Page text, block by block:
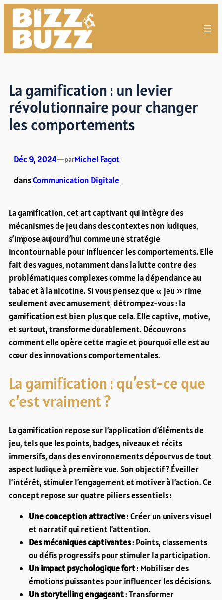
Aller
contenu
La gamification : un levier
révolutionnaire pour changer
les comportements
Déc 9, 2024—parMichel Fagot
dansCommunication Digitale
La gamification, cet art captivant qui intègre des
mécanismes de jeu dans des contextes non ludiques,
s’impose aujourd’hui comme une stratégie
incontournable pour influencer les comportements. Elle
fait des vagues, notamment dans la lutte contre des
problématiques complexes comme la dépendance au
tabac et à la nicotine. Si vous pensez que « jeu » rime
seulement avec amusement, détrompez-vous : la
gamification est bien plus que cela. Elle captive, motive,
et surtout, transforme durablement. Découvrons
comment elle opère cette magie et pourquoi elle est au
cœur des innovations comportementales.
La gamification : qu’est-ce que
c’est vraiment ?
La gamification repose sur l’application d’éléments de
jeu, tels que les points, badges, niveaux et récits
immersifs, dans des environnements dépourvus de tout
aspect ludique à première vue. Son objectif ? Éveiller
l’intérêt, stimuler l’engagement et motiver à l’action. Ce
concept repose sur quatre piliers essentiels :
Une conception attractive: Créer un univers visuel
et narratif qui retient l’attention.
Des mécaniques captivantes: Points, classements
ou défis progressifs pour stimuler la participation.
Un impact psychologique fort: Mobiliser des
émotions puissantes pour influencer les décisions.
Un storytelling engageant: Transformer